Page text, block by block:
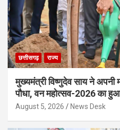
छत्तीसगढ़ राज्य
मुख्यमंत्री विष्णुदेव साय ने अपनी
पौधा, वन महोत्सव-2026 का
August 5, 2026 News Desk